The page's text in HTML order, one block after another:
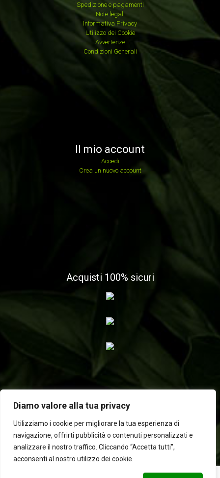
Diamo valore alla tua privacy
Utilizziamo i cookie per migliorare la tua esperienza di
navigazione, offrirti pubblicità o contenuti personalizzati e
analizzare il nostro traffico. Cliccando “Accetta tutti”,
acconsenti al nostro utilizzo dei cookie.
Spedizione e pagamenti
Note legali
Informativa Privacy
Utilizzo dei Cookie
Avvertenze
Condizioni Generali
Il mio account
Accedi
Crea un nuovo account
Acquisti 100% sicuri
2025 © Laboratorio d'erbe Sauro - P.IVA 05049760233. Tutti i